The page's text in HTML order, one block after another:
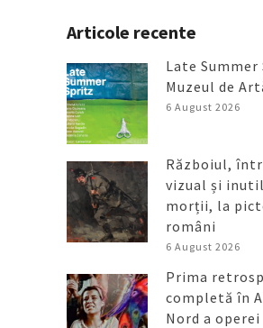
Articole recente
Late
Muzeul de
6 August 2026
Războiul,
vizual și
morții, la
români
6 August 2026
Prima
completă în
Nord a operei